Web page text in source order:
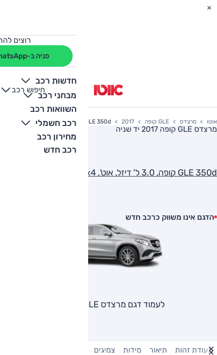
רוצים
פניה ב-WhatsApp
חדשות רכב
מבחני רכב
השוואות רכב
רכב חשמלי
מחירון רכב
רכב חדש
חיפוש רכב
+
-
אוטו מרצדס GLE קופה 2017 GLE 350d קופה, 3.0 ל' דיזל, אוט', Exclusive, 4x4
מרצדס GLE קופה 2017 יד שניה
GLE 350d קופה, 3.0 ל' דיזל, אוט', Exclusive, 4x4
הדגם אינו משווק כרכב חדש
לעמוד דגם מרצדס GLE קופה
תעודת זהות תיאור מידות צמיגים